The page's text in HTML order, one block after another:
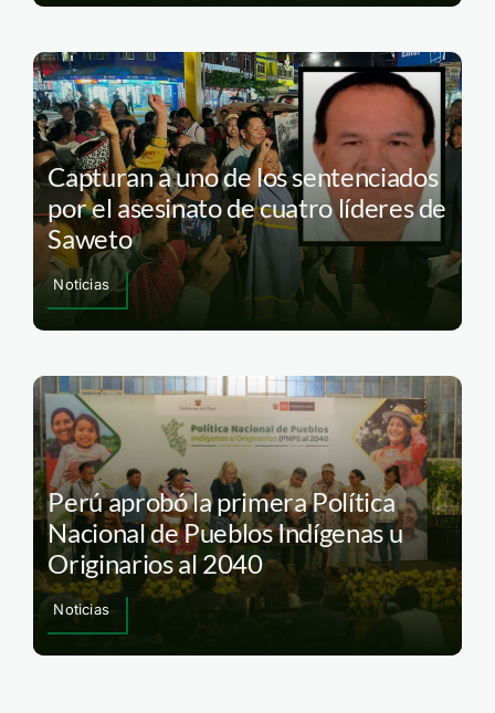
Capturan a uno de los sentenciados
por el asesinato de cuatro líderes de
Saweto
Noticias
Perú aprobó la primera Política
Nacional de Pueblos Indígenas u
Originarios al 2040
Noticias